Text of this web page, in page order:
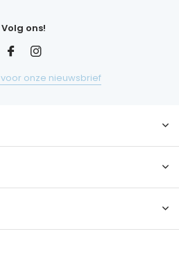
Volg ons!
onze nieuwsbrief